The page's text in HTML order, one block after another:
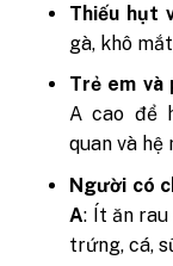
Thiếu hụt
gà, khô
Trẻ em và
A cao để
quan và hệ
Người có
A: Ít ăn rau
trứng, cá,